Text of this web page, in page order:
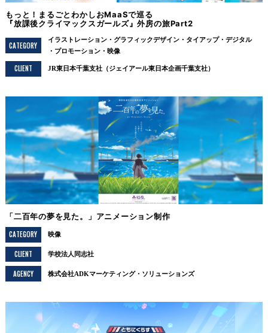
もっと！まるごとわかしおMaaSで巡る
『放課後クライマックスガールズ』外房の旅Part2
CATEGORY
イラストレーション グラフィックデザイン タイアップ
デジタル
プロモーション
映像
CLIENT JR東日本千葉支社（ジェイアール東日本企画千葉支社）
「二百年の夢を見た。」アニメーション制作
CATEGORY
映像
CLIENT 学校法人同志社
AGENCY 株式会社ADKマーケティング・ソリューションズ